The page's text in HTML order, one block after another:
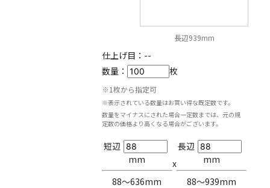
長辺939mm
仕上げ目： --
数量：
枚
※1枚から指定可
※表示されている数量はお買い得な既定数です。
数量をマイナスにされた場合一定数までは、元の規
定数の価格より高くなる場合がございます。
短辺
mm
88〜636mm
x
長辺
mm
88〜939mm